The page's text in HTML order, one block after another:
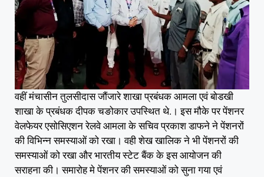
वहीं मंचासीन तुलसीदास जौंजारे शाखा प्रबंधक आमला एवं बोडखी
शाखा के प्रबंधक दीपक चङोकार उपस्थित थे.। इस मौके पर पेंशनर
वेलफेयर एसोसिएशन रेलवे आमला के सचिव प्रकाश डाफने ने पेंशनरों
की विभिन्न समस्याओं को रखा। वही शेख खालिक ने भी पेंशनरों की
समस्याओं को रखा और भारतीय स्टेट बैंक के इस आयोजन की
सराहना की। समारोह मे पेंशनर की समस्याओं को सुना गया एवं